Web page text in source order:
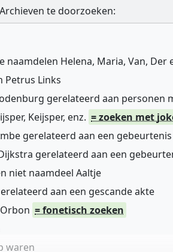
te doorzoeken:
naamdelen Helena, Maria, Van, Der
Petrus Links
gerelateerd aan personen
Keijsper, enz. = zoeken met
gerelateerd aan een
gerelateerd aan een
niet naamdeel Aaltje
aan een gescande akte
= fonetisch zoeken
waren